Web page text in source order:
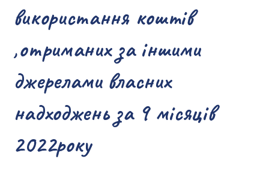
використання коштів
,отриманих за іншими
джерелами власних
надходжень за 9 місяців
2022року